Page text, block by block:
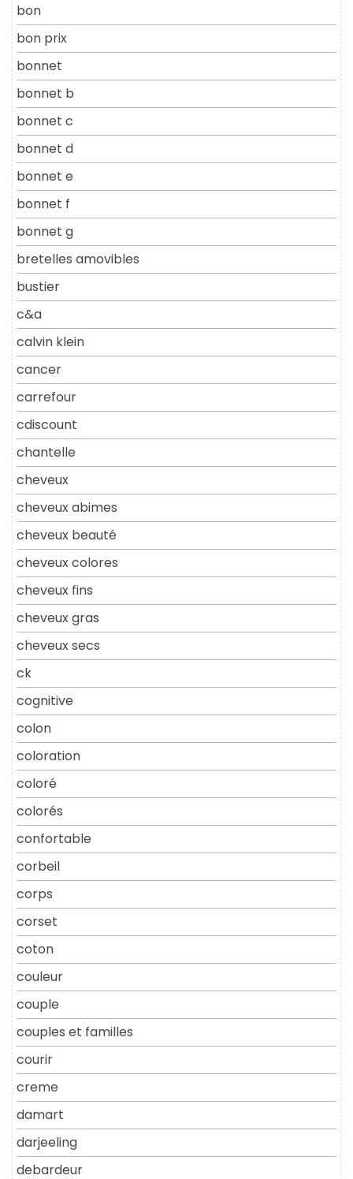
bon
bon prix
bonnet
bonnet b
bonnet c
bonnet d
bonnet e
bonnet f
bonnet g
bretelles amovibles
bustier
c&a
calvin klein
cancer
carrefour
cdiscount
chantelle
cheveux
cheveux abimes
cheveux beauté
cheveux colores
cheveux fins
cheveux gras
cheveux secs
ck
cognitive
colon
coloration
coloré
colorés
confortable
corbeil
corps
corset
coton
couleur
couple
couples et familles
courir
creme
damart
darjeeling
debardeur